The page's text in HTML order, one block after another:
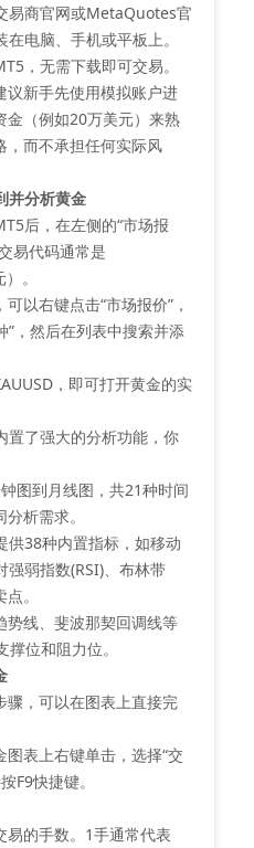
商官网或MetaQuotes官
电脑、手机或平板上。
，无需下载即可交易。
新手先使用模拟账户进
金（例如20万美元）来熟
，而不承担任何实际风
并分析黄金
后，在左侧的“市场报
易代码通常是
。
右键点击“市场报价”，
”，然后在列表中搜索并添
，即可打开黄金的实
了强大的分析功能，你
到月线图，共21种时间
析需求。
38种内置指标，如移动
弱指数(RSI)、布林带
。
线、斐波那契回调线等
位和阻力位。
，可以在图表上直接完
表上右键单击，选择“交
F9快捷键。
的手数。1手通常代表